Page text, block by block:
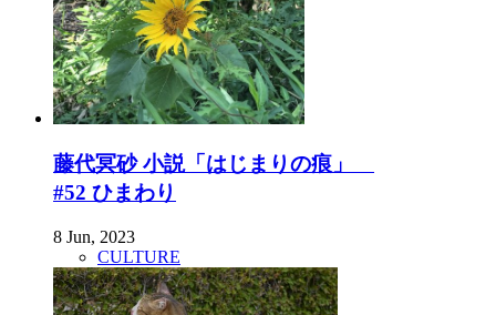
藤代冥砂 小説「はじまりの痕」
#52 ひまわり
8 Jun, 2023
CULTURE